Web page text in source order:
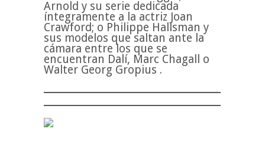
Arnold y su serie dedicada
íntegramente a la actriz Joan
Crawford; o Philippe Hallsman y
sus modelos que saltan ante la
cámara entre los que se
encuentran Dalí, Marc Chagall o
Walter Georg Gropius .